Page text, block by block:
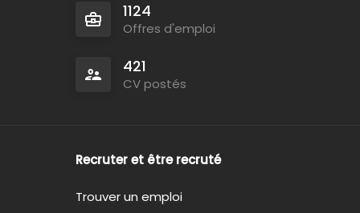
1124
Offres d'emploi
421
CV postés
Recruter et être recruté
Trouver un emploi